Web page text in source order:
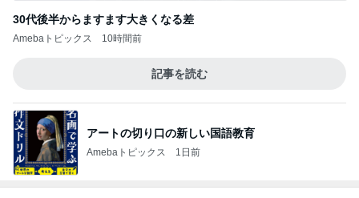
30代後半からますます大きくなる差
Amebaトピックス 10時間前
記事を読む
アートの切り口の新しい国語教育
Amebaトピックス 1日前